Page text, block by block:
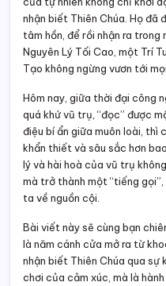
nhận biết Thiên Chúa. Họ đã
tâm hồn, để rồi nhận ra
Nguyên Lý Tối Cao, một Trí
Tạo không ngừng vươn tới
Hôm nay, giữa thời đại công
quá khứ vũ trụ, “đọc” được
điệu bí ẩn giữa muôn loài, thì
khẩn thiết và sâu sắc hơn
lý và hài hoà của vũ trụ
mà trở thành một “tiếng
ta về nguồn cội.
Bài viết này sẽ cùng bạn
là năm cánh cửa mở ra từ
nhận biết Thiên Chúa qua sự
chơi của cảm xúc, mà là